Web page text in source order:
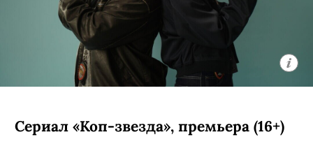
Сериал «Коп-звезда», премьера (16+)